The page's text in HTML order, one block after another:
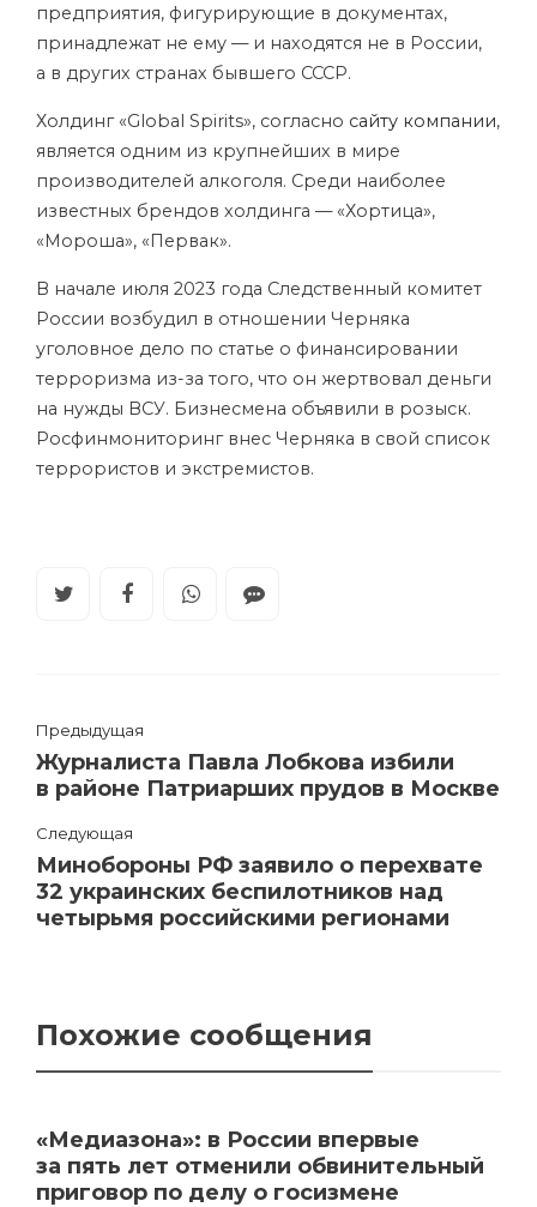
предприятия, фигурирующие в документах,
принадлежат не ему — и находятся не в России,
а в других странах бывшего СССР.
Холдинг «Global Spirits», согласно сайту компании,
является одним из крупнейших в мире
производителей алкоголя. Среди наиболее
известных брендов холдинга — «Хортица»,
«Мороша», «Первак».
В начале июля 2023 года Следственный комитет
России возбудил в отношении Черняка
уголовное дело по статье о финансировании
терроризма из-за того, что он жертвовал деньги
на нужды ВСУ. Бизнесмена объявили в розыск.
Росфинмониторинг внес Черняка в свой список
террористов и экстремистов.
Предыдущая
Журналиста Павла Лобкова избили
в районе Патриарших прудов в Москве
Следующая
Минобороны РФ заявило о перехвате
32 украинских беспилотников над
четырьмя российскими регионами
Похожие сообщения
«Медиазона»: в России впервые
за пять лет отменили обвинительный
приговор по делу о госизмене